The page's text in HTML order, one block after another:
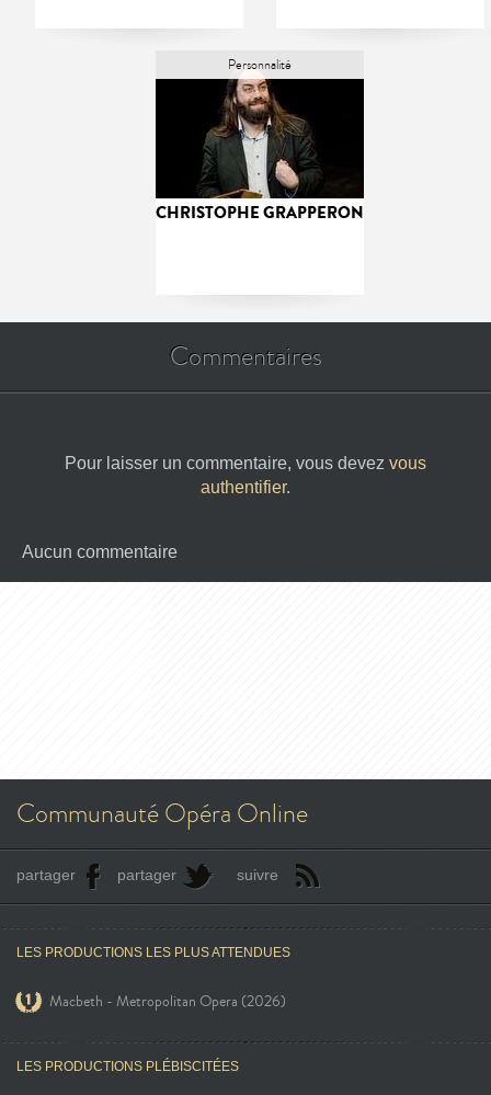
Personnalité
CHRISTOPHE GRAPPERON
Commentaires
Pour laisser un commentaire, vous devez vous
authentifier.
Aucun commentaire
Communauté Opéra Online
partager partager suivre
LES PRODUCTIONS LES PLUS ATTENDUES
Macbeth - Metropolitan Opera (2026)
LES PRODUCTIONS PLÉBISCITÉES